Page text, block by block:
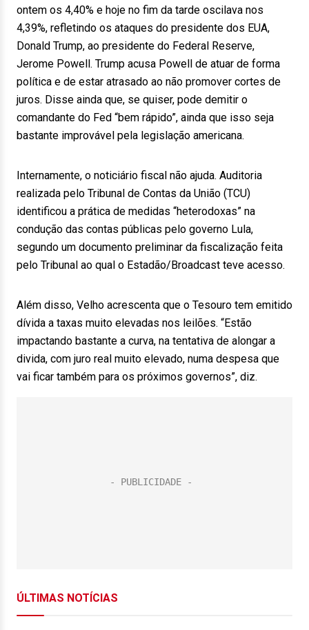
ontem os 4,40% e hoje no fim da tarde oscilava nos
4,39%, refletindo os ataques do presidente dos EUA,
Donald Trump, ao presidente do Federal Reserve,
Jerome Powell. Trump acusa Powell de atuar de forma
política e de estar atrasado ao não promover cortes de
juros. Disse ainda que, se quiser, pode demitir o
comandante do Fed “bem rápido”, ainda que isso seja
bastante improvável pela legislação americana.
Internamente, o noticiário fiscal não ajuda. Auditoria
realizada pelo Tribunal de Contas da União (TCU)
identificou a prática de medidas “heterodoxas” na
condução das contas públicas pelo governo Lula,
segundo um documento preliminar da fiscalização feita
pelo Tribunal ao qual o Estadão/Broadcast teve acesso.
Além disso, Velho acrescenta que o Tesouro tem emitido
dívida a taxas muito elevadas nos leilões. “Estão
impactando bastante a curva, na tentativa de alongar a
divida, com juro real muito elevado, numa despesa que
vai ficar também para os próximos governos”, diz.